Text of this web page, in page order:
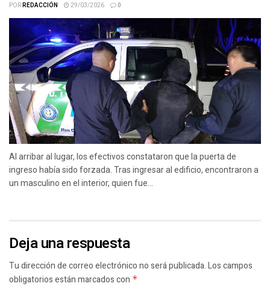
PORREDACCIÓN 29/03/2026 0
Al arribar al lugar, los efectivos constataron que la puerta de
ingreso había sido forzada. Tras ingresar al edificio, encontraron a
un masculino en el interior, quien fue...
Deja una respuesta
Tu dirección de correo electrónico no será publicada.Los campos
obligatorios están marcados con *